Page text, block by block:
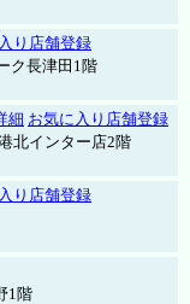
り店舗登録
ク長津田1階
細 お気に入り店舗登録
北インター店2階
り店舗登録
1階